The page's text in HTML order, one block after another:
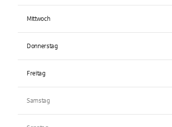
Mittwoch
Donnerstag
Freitag
Samstag